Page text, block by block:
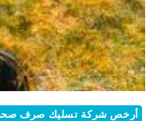
أرخص شركة تسليك صرف صحي